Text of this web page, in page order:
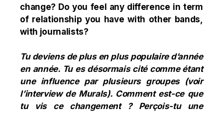
change? Do you feel any difference in term
of relationship you have with other bands,
with journalists?
Tu deviens de plus en plus populaire d’année
en année. Tu es désormais cité comme étant
une influence par plusieurs groupes (voir
l’interview de Murals). Comment est-ce que
tu vis ce changement ? Perçois-tu une